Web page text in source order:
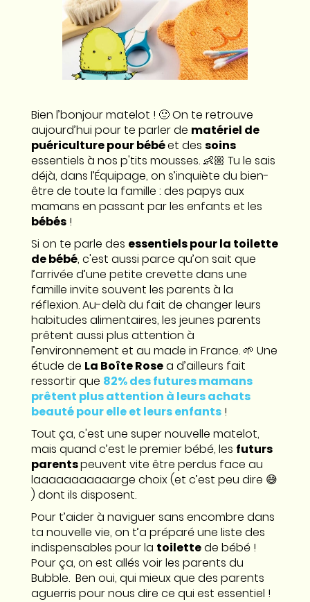
Bien l’bonjour matelot ! 🙂 On te retrouve
aujourd’hui pour te parler de matériel de
puériculture pour bébéet des soins
essentiels à nos p'tits mousses. 👶🏼 Tu le sais
déjà, dans l’Équipage, on s’inquiète du bien-
être de toute la famille : des papys aux
mamans en passant par les enfants et les
bébés!
Si on te parle des essentiels pour la toilette
de bébé, c'est aussi parce qu’on sait que
l’arrivée d’une petite crevette dans une
famille invite souvent les parents à la
réflexion. Au-delà du fait de changer leurs
habitudes alimentaires, les jeunes parents
prêtent aussi plus attention à
l’environnement et au made in France. 🌱 Une
étude de La Boîte Rosea d’ailleurs fait
ressortir que 82% des futures mamans
prêtent plus attention à leurs achats
beauté pour elle et leurs enfants!
Tout ça, c'est une super nouvelle matelot,
mais quand c’est le premier bébé, les futurs
parentspeuvent vite être perdus face au
laaaaaaaaaaarge choix (et c’est peu dire 😅
) dont ils disposent.
Pour t’aider à naviguer sans encombre dans
ta nouvelle vie, on t’a préparé une liste des
indispensables pour la toilettede bébé !
Pour ça, on est allés voir les parents du
Bubble. Ben oui, qui mieux que des parents
aguerris pour nous dire ce qui est essentiel !